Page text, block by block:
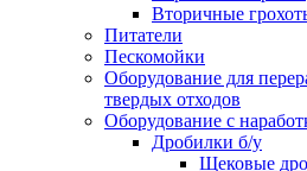
Вторичные
Питатели
Пескомойки
Оборудование для
твердых отходов
Оборудование с
Дробилки б/у
Щековые